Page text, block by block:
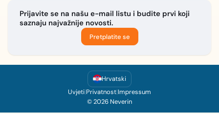
Prijavite se na našu e-mail listu i budite prvi koji
saznaju najvažnije novosti.
Pretplatite se
Hrvatski
Uvjeti|Privatnost|Impressum
© 2026 Neverin